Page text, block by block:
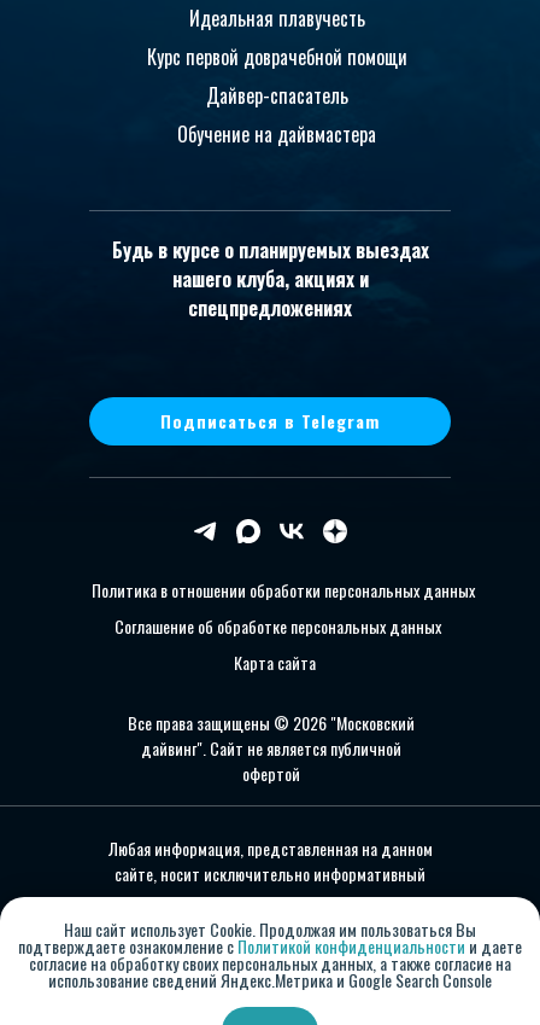
Будь в курсе о планируемых выездах
нашего клуба, акциях и
спецпредложениях
Подписаться в Telegram
Карта сайта
Соглашение об обработке персональных данных
Политика в отношении обработки персональных данных
Все права защищены © 2026 "Московский
дайвинг". Сайт не является публичной
офертой
Идеальная плавучесть
Курс первой доврачебной помощи
Дайвер-спасатель
Обучение на дайвмастера
Любая информация, представленная на данном
сайте, носит исключительно информативный
характер и ни при каких условиях не является
публичной офертой, определяемой положениями
статьи 437 ГК РФ. Отправляя сведения через
любую электронную форму на этом сайте, Вы
Наш сайт использует Cookie. Продолжая им пользоваться Вы
подтверждаете ознакомление сПолитикой конфиденциальности и даете
согласие на обработку своих персональных данных, а также согласие на
использование сведений Яндекс.Метрика и Google Search Console